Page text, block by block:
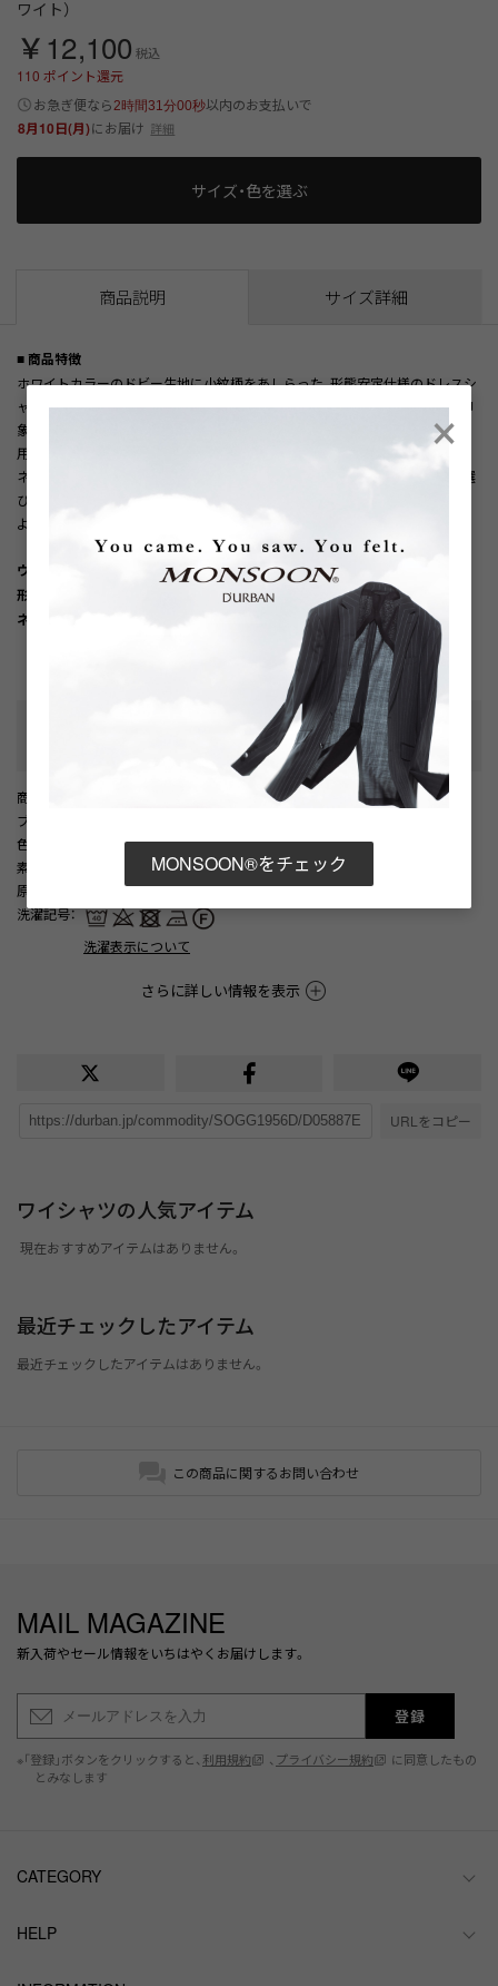
ワイト）
￥12,100 税込
110 ポイント還元
お急ぎ便なら 2時間31分00秒以内のお支払いで
8月10日(月)にお届け 詳細
サイズ・色を選ぶ
商品説明 サイズ詳細
■ 商品特徴
ホワイトカラーのドビー生地に小紋柄をあしらった、形態安定仕様のドレスシ
ャツ。さりげない柄表現と上品な織りの表情が、清潔感の中に奥行きのある印
象を与えます。細やかな小紋柄が控えめなアクセントとなり、無地ライクに着
用できる汎用性の高い一枚です。
ネックスリーブ仕様により、首回りと裄丈（背中心～袖先）を組み合わせてお選
びいただけるため、より自分に合ったサイズ選びが可能です。形態安定加工に
より、洗濯後のお手入れも簡単で、デイリーに着用しやすい一枚です。
ウォッシャブル/家庭洗濯対応
形態安定加工
ネックスリーブサイズ(首回りと裄丈から選べる)
商品番号
ブランド商品番号
色
素材
原産国
洗濯記号：
洗濯表示について
さらに詳しい情報を表示
URLをコピー
ワイシャツの人気アイテム
現在おすすめアイテムはありません。
最近チェックしたアイテム
最近チェックしたアイテムはありません。
この商品に関するお問い合わせ
MAIL MAGAZINE
新入荷やセール情報をいちはやくお届けします。
登録
※「登録」ボタンをクリックすると、 利用規約 、 プライバシー規約
に同意したもの
とみなします
CATEGORY
HELP
×
MONSOON®をチェック